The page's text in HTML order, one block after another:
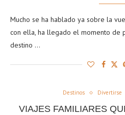
Mucho se ha hablado ya sobre la
con ella, ha llegado el momento de
destino …
Destinos Divertirse
VIAJES FAMILIARES